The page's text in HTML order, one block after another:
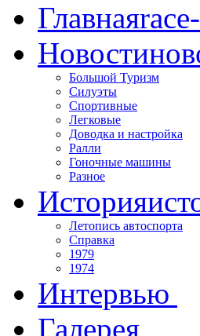
Главная
Новости
Большой Туризм
Силуэты
Спортивные
Легковые
Доводка и настройка
Ралли
Гоночные машины
Разное
История
Летопись автоспорта
Справка
1979
1974
Интервью
Галерея